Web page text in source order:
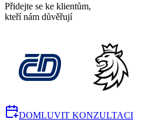
Přidejte se ke klientům,
kteří nám důvěřují
DOMLUVIT KONZULTACI